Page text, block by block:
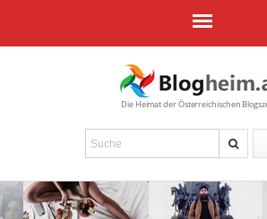
Die Heimat der Österreichischen